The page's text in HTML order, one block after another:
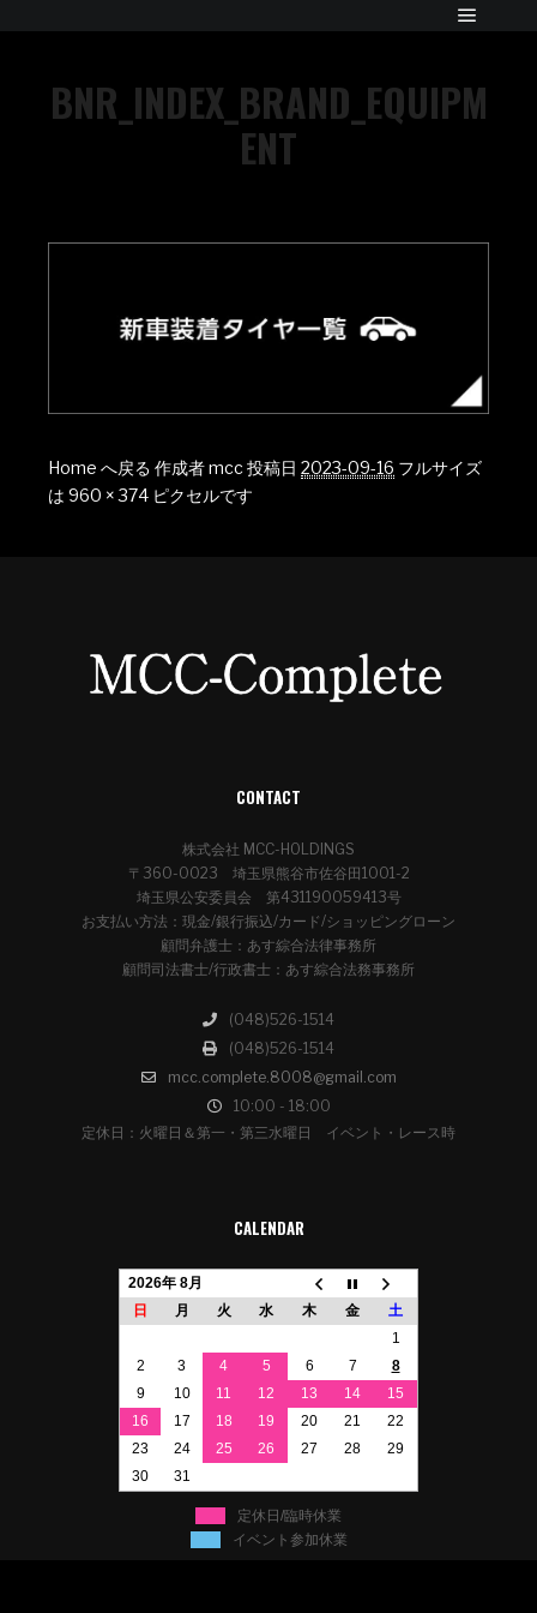
BNR_INDEX_BRAND_EQUIPM
ENT
Home へ戻る 作成者mcc投稿日 2023-09-16 フルサイズ
は 960 × 374 ピクセルです
CONTACT
株式会社 MCC-HOLDINGS
〒360-0023 埼玉県熊谷市佐谷田1001-2
埼玉県公安委員会 第431190059413号
お支払い方法：現金/銀行振込/カード/ショッピングローン
顧問弁護士：あす綜合法律事務所
顧問司法書士/行政書士：あす綜合法務事務所
(048)526-1514
(048)526-1514
mcc.complete.8008@gmail.com
10:00 - 18:00
定休日：火曜日＆第一・第三水曜日 イベント・レース時
CALENDAR
2026年 8月
日
月 火 水 木 金
土
1
2
3 4 5 6 7
8
9
10 11 12 13 14
15
16
17 18 19 20 21
22
23
24 25 26 27 28
29
30
31
定休日/臨時休業
イベント参加休業